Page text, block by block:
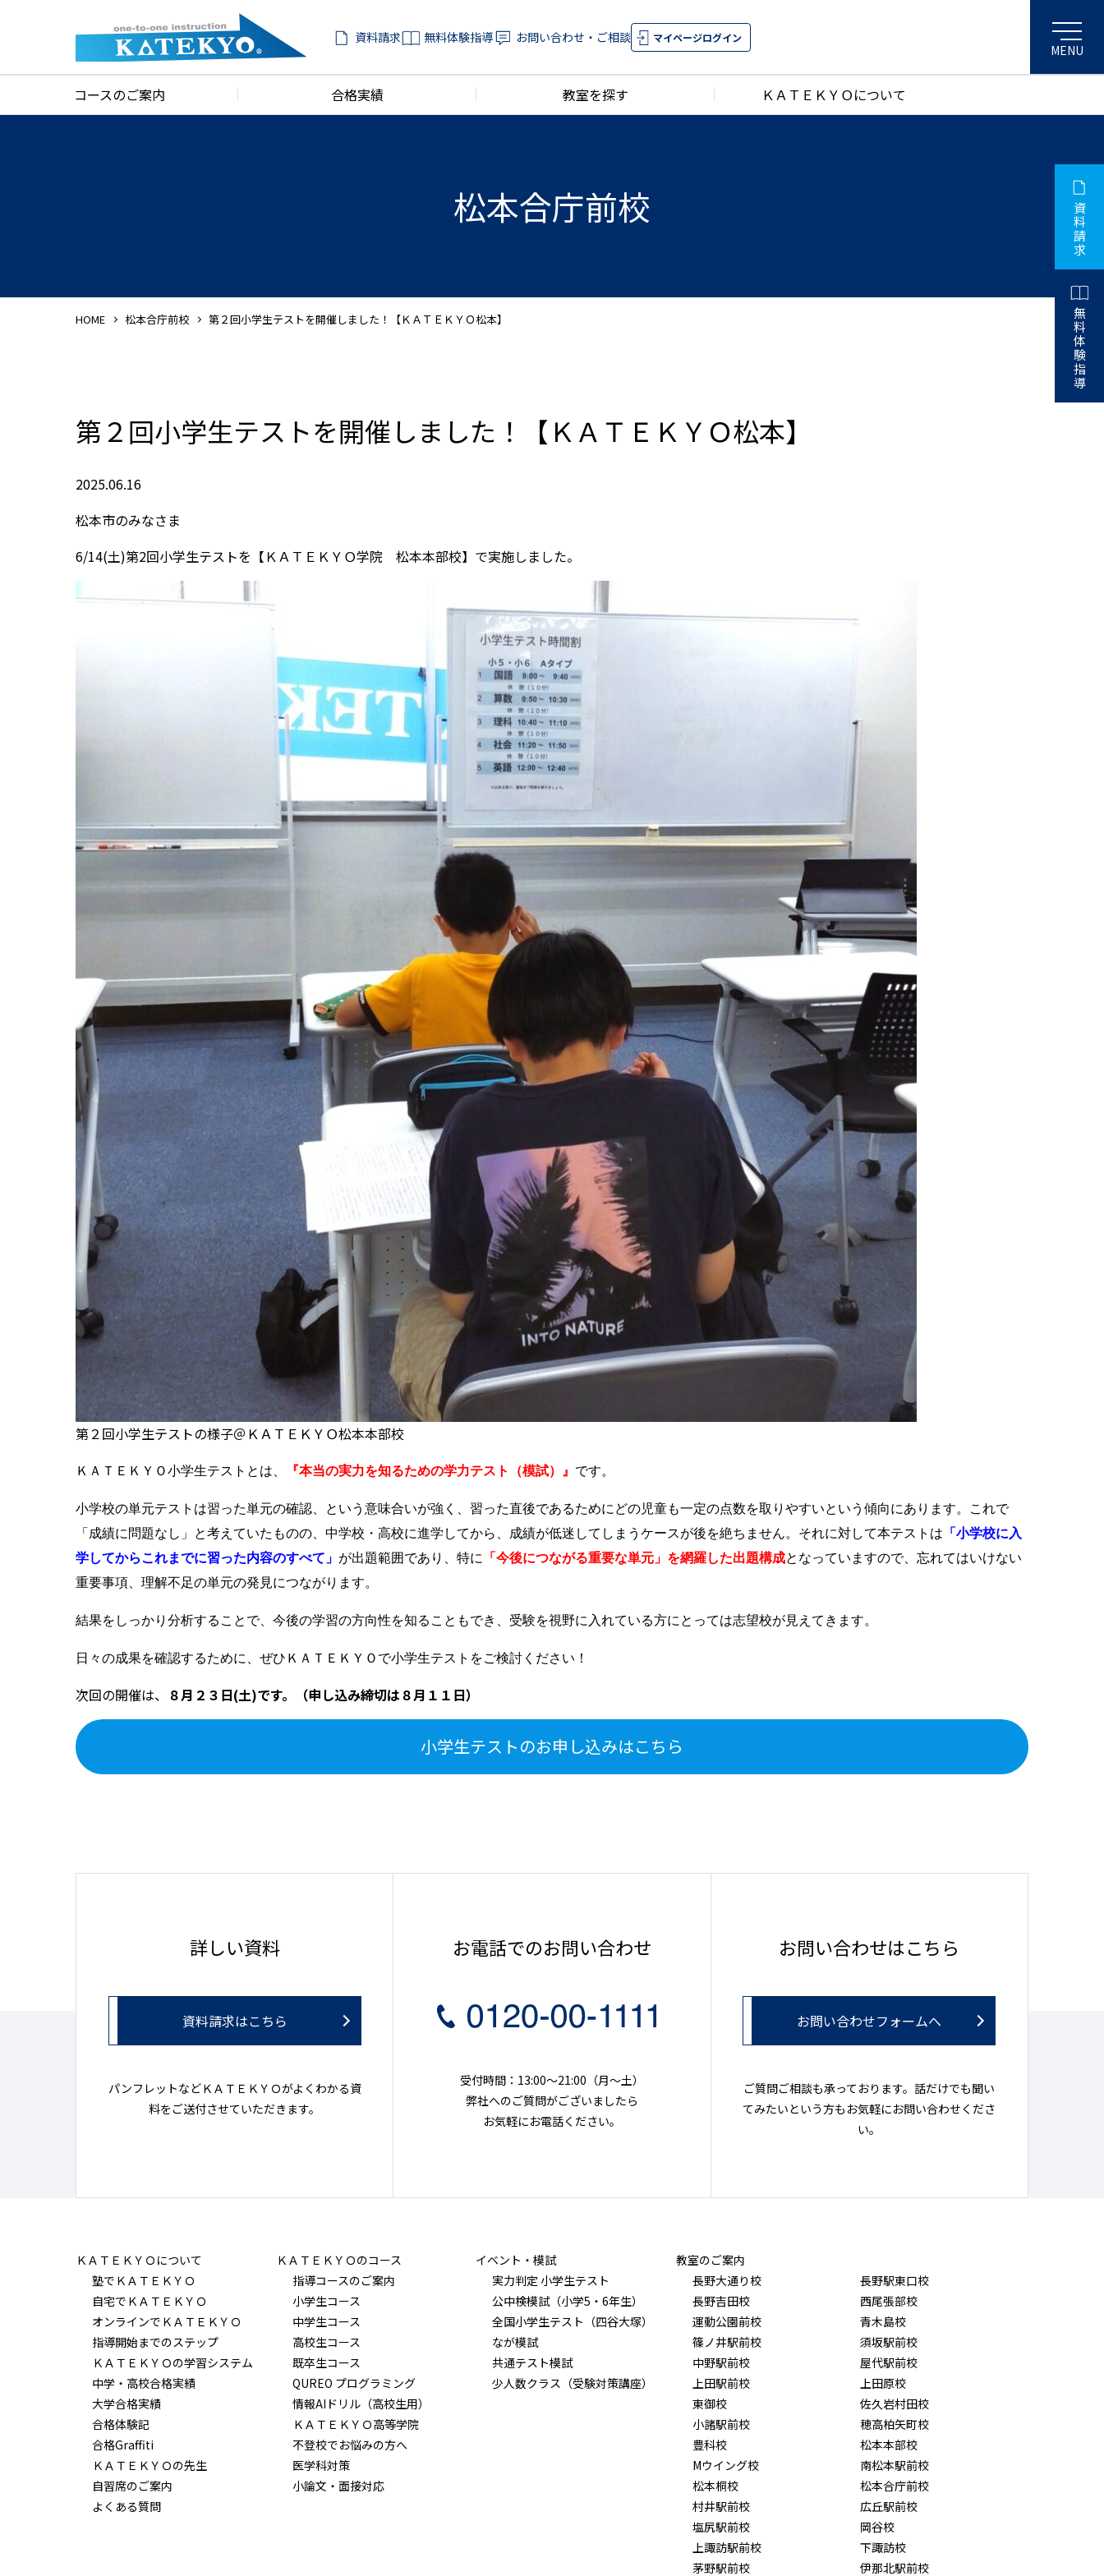
資料請求 無料体験指導 お問い合わせ・ご相談 マイページログイン
コースのご案内 合格実績 教室を探す ＫＡＴＥＫＹＯについて
松本合庁前校
HOME 松本合庁前校 第２回小学生テストを開催しました！【ＫＡＴＥＫＹＯ松本】
第２回小学生テストを開催しました！【ＫＡＴＥＫＹＯ松本】
2025.06.16
松本市のみなさま
6/14(土)第2回小学生テストを【ＫＡＴＥＫＹＯ学院 松本本部校】で実施しました。
第２回小学生テストの様子＠ＫＡＴＥＫＹＯ松本本部校
ＫＡＴＥＫＹＯ小学生テストとは、 『本当の実力を知るための学力テスト（模試）』 です。
小学校の単元テストは習った単元の確認、という意味合いが強く、習った直後であるためにどの児童も一定の点数を取りやすいという傾向にあります。これで
「 成績に問題なし」 と考えていたものの、中学校・高校に進学してから、成績が低迷してしまうケースが後を絶ちません。それに対して本テストは 「小学校に入
学してからこれまでに習った内容のすべて」 が出題範囲であり、特に 「今後につながる重要な単元」を網羅した出題構成となっていますので、忘れてはいけない
重要事項、理解不足の単元の発見につながります。
結果をしっかり分析することで、今後の学習の方向性を知ることもでき、受験を視野に入れている方にとっては志望校が見えてきます。
日々の成果を確認するために、 ぜひＫＡＴＥＫＹＯで小学生テストをご検討ください！
次回の開催は、 ８月２３日(土)です。（申し込み締切は８月１１日）
小学生テストのお申し込みはこちら
詳しい資料
資料請求はこちら
パンフレットなどＫＡＴＥＫＹＯがよくわかる資
料をご送付させていただきます。
お電話でのお問い合わせ
受付時間：13:00～21:00（月〜土）
弊社へのご質問がございましたら
お気軽にお電話ください。
お問い合わせはこちら
お問い合わせフォームへ
ご質問ご相談も承っております。話だけでも聞い
てみたいという方もお気軽にお問い合わせくださ
い。
ＫＡＴＥＫＹＯについて
塾でＫＡＴＥＫＹＯ
自宅でＫＡＴＥＫＹＯ
オンラインでＫＡＴＥＫＹＯ
指導開始までのステップ
ＫＡＴＥＫＹＯの学習システム
中学・高校合格実績
大学合格実績
合格体験記
合格Graffiti
ＫＡＴＥＫＹＯの先生
自習席のご案内
よくある質問
ＫＡＴＥＫＹＯのコース
指導コースのご案内
小学生コース
中学生コース
高校生コース
既卒生コース
QUREO プログラミング
情報AIドリル（高校生用）
ＫＡＴＥＫＹＯ高等学院
不登校でお悩みの方へ
医学科対策
小論文・面接対応
イベント・模試
実力判定 小学生テスト
公中検模試（小学5・6年生）
全国小学生テスト（四谷大塚）
なが模試
共通テスト模試
少人数クラス（受験対策講座）
教室のご案内
長野大通り校
長野駅東口校
長野吉田校
西尾張部校
運動公園前校
青木島校
篠ノ井駅前校
須坂駅前校
中野駅前校
屋代駅前校
上田駅前校
上田原校
東御校
佐久岩村田校
小諸駅前校
穂高柏矢町校
豊科校
松本本部校
Mウイング校
南松本駅前校
松本桐校
松本合庁前校
村井駅前校
広丘駅前校
塩尻駅前校
岡谷校
上諏訪駅前校
下諏訪校
茅野駅前校
伊那北駅前校
資
料
請
求
無
料
体
験
指
導